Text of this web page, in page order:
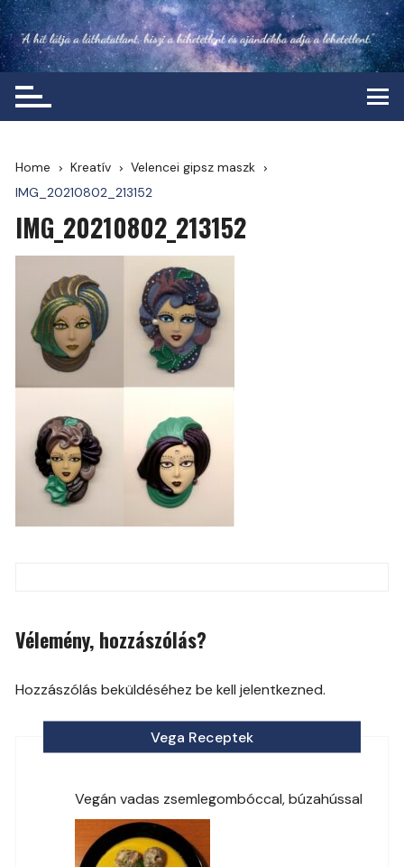
Skip
to
content
Home Kreatív
Velencei gipsz maszk
IMG_20210802_213152
IMG_20210802_213152
navigation
Vélemény, hozzászólás?
Hozzászólás beküldéséhez be kell jelentkezned.
Vega Receptek
Vegán vadas zsemlegombóccal, búzahússal